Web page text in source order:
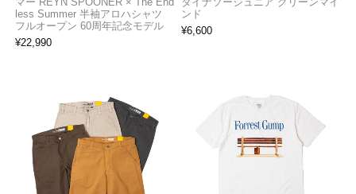
less Summer 半袖アロハシャツ
フルオープン 60周年記念モデル
¥22,990
ンド
¥6,600